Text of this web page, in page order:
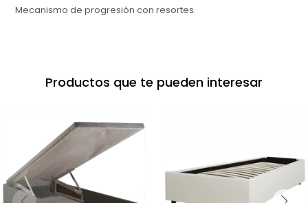
Mecanismo de progresión con resortes.
Productos que te pueden interesar